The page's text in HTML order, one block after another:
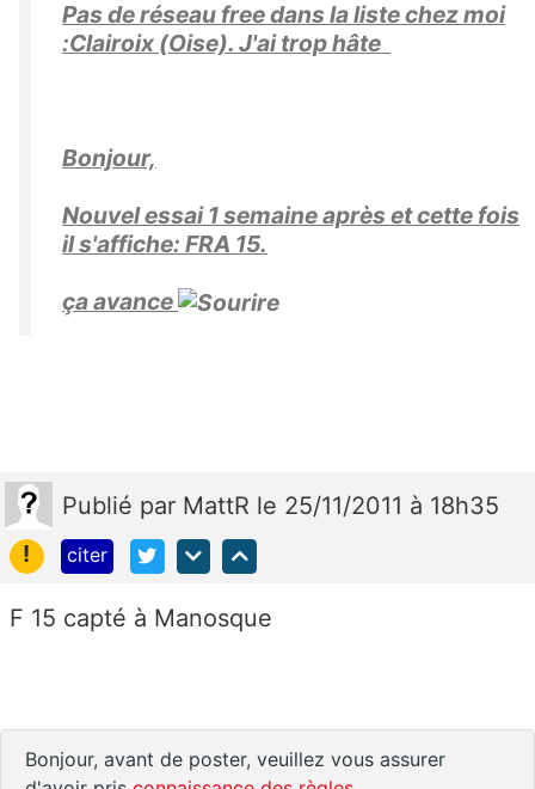
Pas de réseau free dans la liste chez moi
:Clairoix (Oise). J'ai trop hâte
Bonjour,
Nouvel essai 1 semaine après et cette fois
il s'affiche: FRA 15.
ça avance
Publié par MattR le 25/11/2011 à 18h35
!
citer
F 15 capté à Manosque
Bonjour, avant de poster, veuillez vous assurer